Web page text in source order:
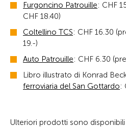
Furgoncino Patrouille: CHF
CHF 18.40)
Coltellino TCS: CHF 16.30
19.-)
Auto Patrouille: CHF 6.30
Libro illustrato di Konrad
ferroviaria del San Gottardo:
Ulteriori prodotti sono